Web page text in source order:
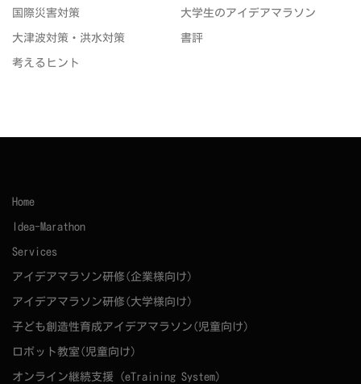
国際災害対策 大学生のアイデアマラソン
大津波対策・洪水対策 書評
考えるヒント
Home
Idea-Marathon
Services
アイデアマラソン研修(企業様向け)
アイデアマラソン研修(大学様向け)
子ども創造性育成アイデアマラソン(児童向け)
ロボット教室(児童向け)
オンライン継続支援（eTraining System）